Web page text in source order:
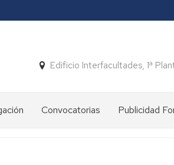
Edificio Interfacultades, 1ª
Convocatorias Publicidad